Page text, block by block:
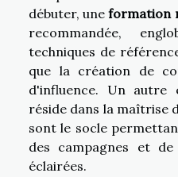
débuter, uneformation
recommandée,
techniques de
que la création de
d'influence. Un autre
réside dans la maîtrise
sont le socle
des campagnes et
éclairées.